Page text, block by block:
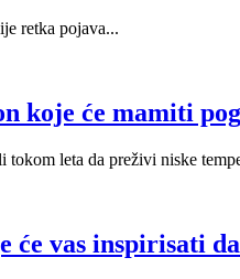
retka pojava...
koje će mamiti
tokom leta da preživi niske
će vas inspirisati